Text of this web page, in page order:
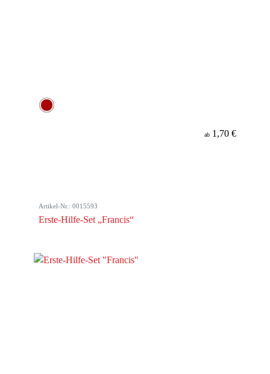
ab 1,70 €
Artikel-Nr.: 0015593
Erste-Hilfe-Set „Francis“